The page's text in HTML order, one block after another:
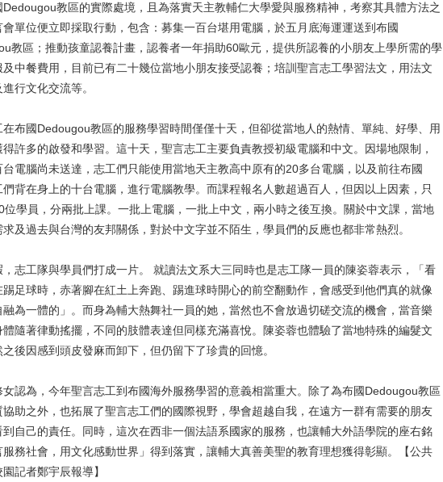
Dedougou教區的實際處境，且為落實天主教輔仁大學愛與服務精神，考察其具體方法之
會單位便立即採取行動，包含：募集一百台堪用電腦，於五月底海運運送到布國
教區；推動孩童認養計畫，認養者一年捐助60歐元，提供所認養的小朋友上學所需的學
及中餐費用，目前已有二十幾位當地小朋友接受認養；培訓聖言志工學習法文，用法文
行文化交流等。
在布國Dedougou教區的服務學習時間僅僅十天，但卻從當地人的熱情、單純、好學、用
許多的啟發和學習。這十天，聖言志工主要負責教授初級電腦和中文。因場地限制，
台電腦尚未送達，志工們只能使用當地天主教高中原有的20多台電腦，以及前往布國
們背在身上的十台電腦，進行電腦教學。而課程報名人數超過百人，但因以上因素，只
位學員，分兩批上課。一批上電腦，一批上中文，兩小時之後互換。關於中文課，當地
求及過去與台灣的友邦關係，對於中文字並不陌生，學員們的反應也都非常熱烈。
，志工隊與學員們打成一片。 就讀法文系大三同時也是志工隊一員的陳姿蓉表示，「看
踢足球時，赤著腳在紅土上奔跑、踢進球時開心的前空翻動作，會感受到他們真的就像
融為一體的」。而身為輔大熱舞社一員的她，當然也不會放過切磋交流的機會，當音樂
體隨著律動搖擺，不同的肢體表達但同樣充滿喜悅。陳姿蓉也體驗了當地特殊的編髮文
後因感到頭皮發麻而卸下，但仍留下了珍貴的回憶。
女認為，今年聖言志工到布國海外服務學習的意義相當重大。除了為布國Dedougou教區
協助之外，也拓展了聖言志工們的國際視野，學會超越自我，在遠方一群有需要的朋友
到自己的責任。同時，這次在西非一個法語系國家的服務，也讓輔大外語學院的座右銘
服務社會，用文化感動世界」得到落實，讓輔大真善美聖的教育理想獲得彰顯。【公共
記者鄭宇辰報導】